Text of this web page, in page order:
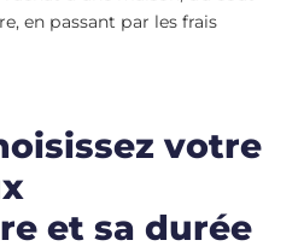
en passant par les frais
votre
et sa durée